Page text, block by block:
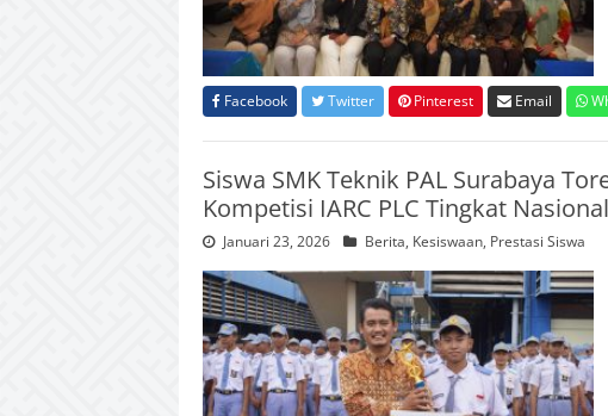
Facebook Twitter Pinterest Email
Siswa SMK Teknik PAL Surabaya
Kompetisi IARC PLC Tingkat
Januari 23, 2026 Berita, Kesiswaan, Prestasi Siswa